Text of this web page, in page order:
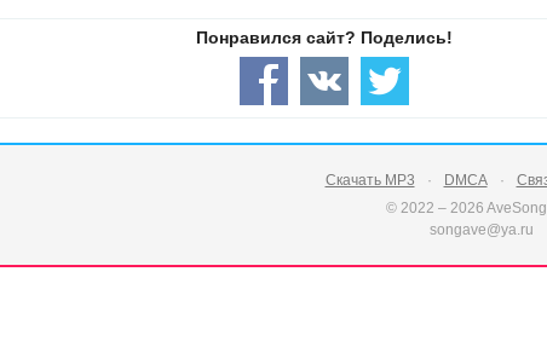
Скачать MP3 DMCA
© 2022 – 2026
songave@ya.ru